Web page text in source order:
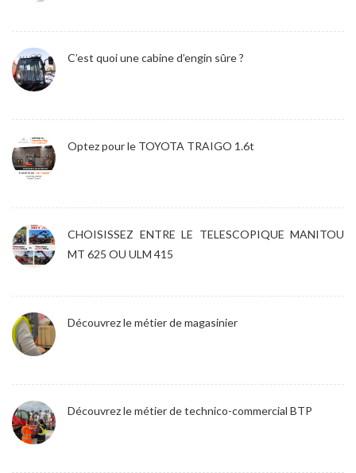
C’est quoi une cabine d’engin sûre ?
Optez pour le TOYOTA TRAIGO 1.6t
CHOISISSEZ ENTRE LE TELESCOPIQUE MANITOU
MT 625 OU ULM 415
Découvrez le métier de magasinier
Découvrez le métier de technico-commercial BTP